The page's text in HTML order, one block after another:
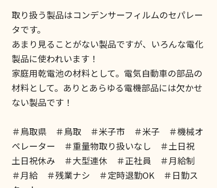
取り扱う製品はコンデンサーフィルムのセパレー
タです。
あまり見ることがない製品ですが、いろんな電化
製品に使われいます！
家庭用乾電池の材料として。電気自動車の部品の
材料として。ありとあらゆる電機部品には欠かせ
ない製品です！
＃鳥取県 ＃鳥取 ＃米子市 ＃米子 ＃機械オ
ペレーター ＃重量物取り扱いなし ＃土日祝
土日祝休み ＃大型連休 ＃正社員 ＃月給制
＃月給 ＃残業ナシ ＃定時退勤OK ＃日勤ス